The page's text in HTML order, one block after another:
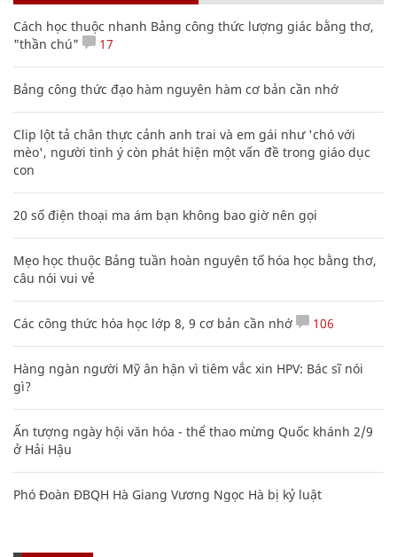
Cách học thuộc nhanh Bảng công thức lượng giác bằng thơ,
"thần chú"
17
Bảng công thức đạo hàm nguyên hàm cơ bản cần nhớ
Clip lột tả chân thực cảnh anh trai và em gái như 'chó với
mèo', người tinh ý còn phát hiện một vấn đề trong giáo dục
con
20 số điện thoại ma ám bạn không bao giờ nên gọi
Mẹo học thuộc Bảng tuần hoàn nguyên tố hóa học bằng thơ,
câu nói vui vẻ
Các công thức hóa học lớp 8, 9 cơ bản cần nhớ 106
Hàng ngàn người Mỹ ân hận vì tiêm vắc xin HPV: Bác sĩ nói
gì?
Ấn tượng ngày hội văn hóa - thể thao mừng Quốc khánh 2/9
ở Hải Hậu
Phó Đoàn ĐBQH Hà Giang Vương Ngọc Hà bị kỷ luật